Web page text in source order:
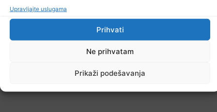
Upravljajte uslugama
Prihvati
Ne prihvatam
Prikaži podešavanja